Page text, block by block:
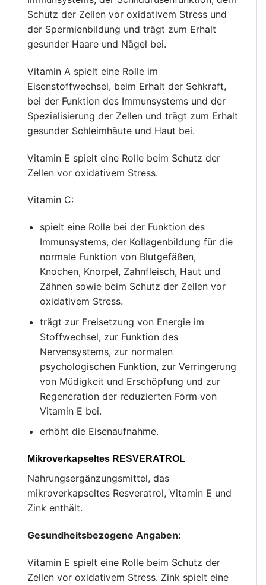
Schutz der Zellen vor oxidativem Stress und
der Spermienbildung und trägt zum Erhalt
gesunder Haare und Nägel bei.
Vitamin A spielt eine Rolle im
Eisenstoffwechsel, beim Erhalt der Sehkraft,
bei der Funktion des Immunsystems und der
Spezialisierung der Zellen und trägt zum Erhalt
gesunder Schleimhäute und Haut bei.
Vitamin E spielt eine Rolle beim Schutz der
Zellen vor oxidativem Stress.
Vitamin C:
spielt eine Rolle bei der Funktion des
Immunsystems, der Kollagenbildung für die
normale Funktion von Blutgefäßen,
Knochen, Knorpel, Zahnfleisch, Haut und
Zähnen sowie beim Schutz der Zellen vor
oxidativem Stress.
trägt zur Freisetzung von Energie im
Stoffwechsel, zur Funktion des
Nervensystems, zur normalen
psychologischen Funktion, zur Verringerung
von Müdigkeit und Erschöpfung und zur
Regeneration der reduzierten Form von
Vitamin E bei.
erhöht die Eisenaufnahme.
Mikroverkapseltes RESVERATROL
Nahrungsergänzungsmittel, das
mikroverkapseltes Resveratrol, Vitamin E und
Zink enthält.
Gesundheitsbezogene Angaben:
Vitamin E spielt eine Rolle beim Schutz der
Zellen vor oxidativem Stress. Zink spielt eine